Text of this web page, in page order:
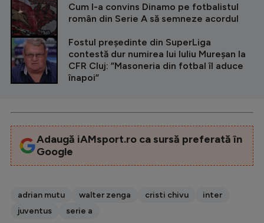
Cum l-a convins Dinamo pe fotbalistul
român din Serie A să semneze acordul
Fostul președinte din SuperLiga
contestă dur numirea lui Iuliu Mureșan la
CFR Cluj: ”Masoneria din fotbal îl aduce
înapoi”
Adaugă iAMsport.ro ca sursă preferată în
Google
adrian mutu walter zenga cristi chivu
inter
juventus
serie a